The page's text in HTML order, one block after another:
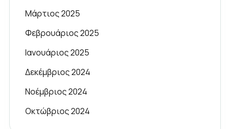
Μάρτιος 2025
Φεβρουάριος 2025
Ιανουάριος 2025
Δεκέμβριος 2024
Νοέμβριος 2024
Οκτώβριος 2024